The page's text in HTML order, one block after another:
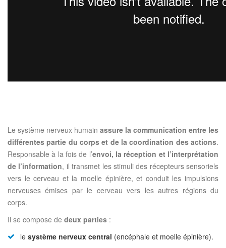
Le système nerveux humain assure la communication entre les
différentes partie du corps et de la coordination des actions.
Responsable à la fois de l’envoi, la réception et l’interprétation
de l’information, il transmet les stimuli des récepteurs sensoriels
vers le cerveau et la moelle épinière, et conduit les impulsions
nerveuses émises par le cerveau vers les autres régions du
corps.
Il se compose de deux parties :
le système nerveux central (encéphale et moelle épinière).